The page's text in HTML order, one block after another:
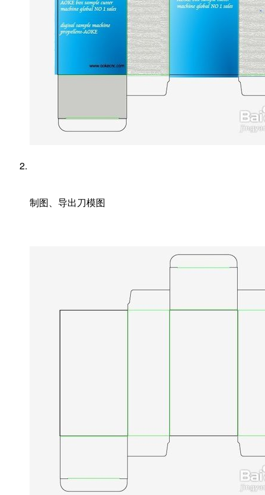
制图、导出刀模图